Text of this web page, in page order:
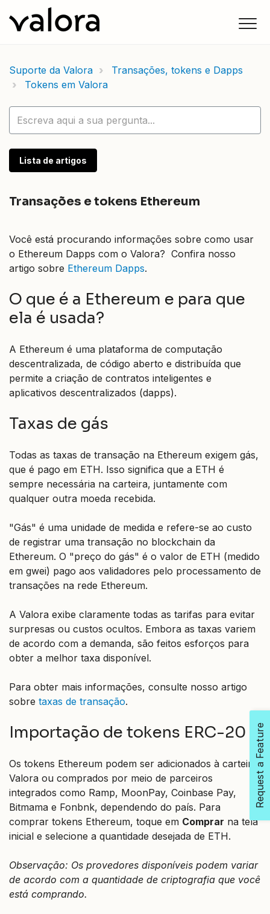
Suporte da Valora
Transações, tokens e Dapps
Tokens em Valora
Lista de artigos
Transações e tokens Ethereum
Você está procurando informações sobre como usar
o Ethereum Dapps com o Valora? Confira nosso
artigo sobre Ethereum Dapps.
O que é a Ethereum e para que
ela é usada?
A Ethereum é uma plataforma de computação
descentralizada, de código aberto e distribuída que
permite a criação de contratos inteligentes e
aplicativos descentralizados (dapps).
Taxas de gás
Todas as taxas de transação na Ethereum exigem gás,
que é pago em ETH. Isso significa que a ETH é
sempre necessária na carteira, juntamente com
qualquer outra moeda recebida.
"Gás" é uma unidade de medida e refere-se ao custo
de registrar uma transação no blockchain da
Ethereum. O "preço do gás" é o valor de ETH (medido
em gwei) pago aos validadores pelo processamento de
transações na rede Ethereum.
A Valora exibe claramente todas as tarifas para evitar
surpresas ou custos ocultos. Embora as taxas variem
de acordo com a demanda, são feitos esforços para
obter a melhor taxa disponível.
Para obter mais informações, consulte nosso artigo
sobre taxas de transação.
Importação de tokens ERC-20
Os tokens Ethereum podem ser adicionados à carteira
Valora ou comprados por meio de parceiros
integrados como Ramp, MoonPay, Coinbase Pay,
Bitmama e Fonbnk, dependendo do país. Para
comprar tokens Ethereum, toque em Comprar na tela
inicial e selecione a quantidade desejada de ETH.
Observação: Os provedores disponíveis podem variar
de acordo com a quantidade de criptografia que você
está comprando.
Request a Feature